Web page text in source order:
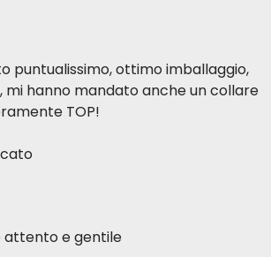
puntualissimo, ottimo imballaggio,
hanno mandato anche un collare
TOP!
attento e gentile